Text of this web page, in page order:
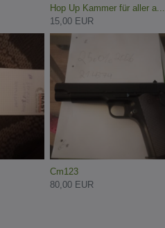
Hop Up Kammer für aller a...
15,00 EUR
Cm123
80,00 EUR